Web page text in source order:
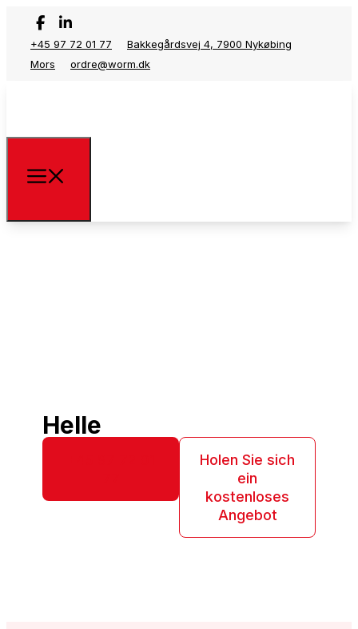
+45 97 72 01 77
Bakkegårdsvej 4, 7900 Nykøbing
Mors
ordre@worm.dk
Helle
Holen Sie sich
ein
kostenloses
Angebot